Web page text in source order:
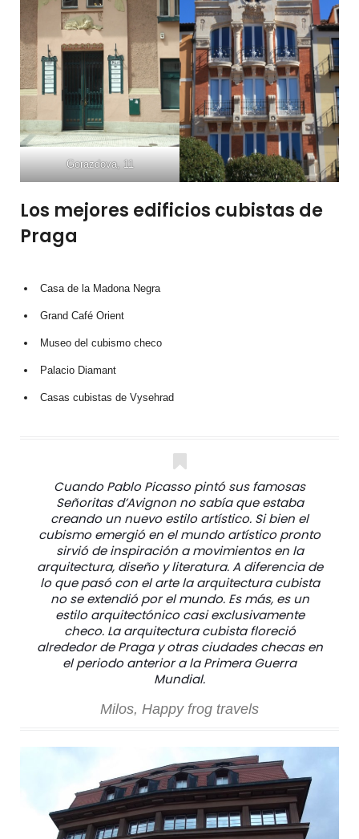
Gorazdova, 11
Los mejores edificios cubistas de
Praga
Casa de la Madona Negra
Grand Café Orient
Museo del cubismo checo
Palacio Diamant
Casas cubistas de Vysehrad
Cuando Pablo Picasso pintó sus famosas
Señoritas d’Avignon no sabía que estaba
creando un nuevo estilo artístico. Si bien el
cubismo emergió en el mundo artístico pronto
sirvió de inspiración a movimientos en la
arquitectura, diseño y literatura. A diferencia de
lo que pasó con el arte la arquitectura cubista
no se extendió por el mundo. Es más, es un
estilo arquitectónico casi exclusivamente
checo. La arquitectura cubista floreció
alrededor de Praga y otras ciudades checas en
el periodo anterior a la Primera Guerra
Mundial.
Milos, Happy frog travels